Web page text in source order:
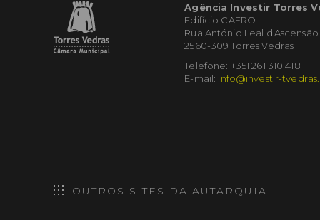
Agência Investir Torres
Edifício CAERO
Rua António Leal d'Ascensão
2560-309 Torres Vedras
Telefone: +351 261 310 418
E-mail: info@investir-
OUTROS SITES DA AUTARQUIA